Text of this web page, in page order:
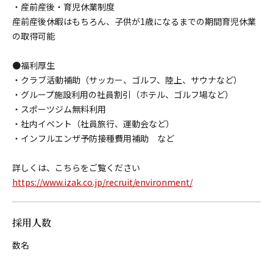
・産前産後・育児休業制度
産前産後休暇はもちろん、子供が1歳になるまでの期間育児休業
の取得可能
●福利厚生
・クラブ活動補助（サッカー、ゴルフ、陸上、サウナなど）
・グループ施設利用の社員割引（ホテル、ゴルフ場など）
・スポーツジム無料利用
・社内イベント（社員旅行、運動会など）
・インフルエンザ予防接種費用補助 など
詳しくは、こちらをご覧ください
https://www.izak.co.jp/recruit/environment/
採用人数
数名